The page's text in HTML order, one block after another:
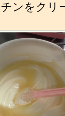
ンをクリ